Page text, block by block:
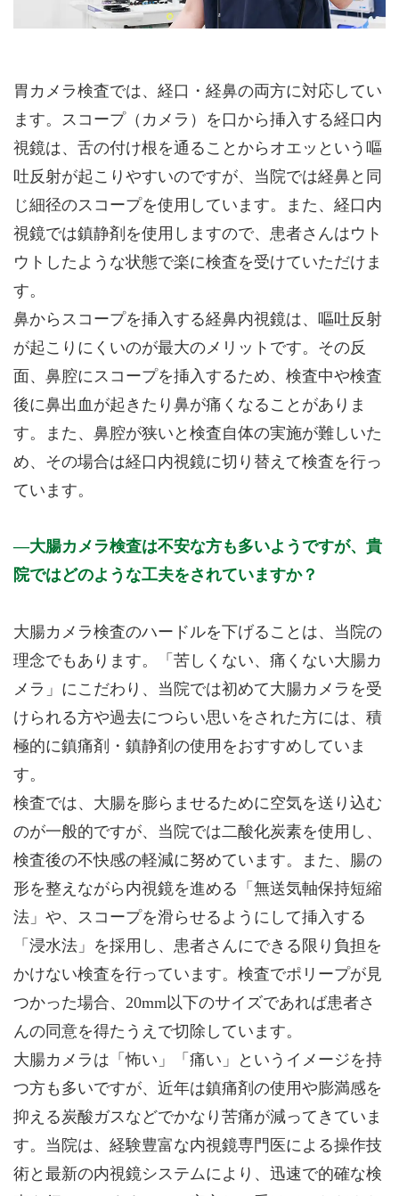
胃カメラ検査では、経口・経鼻の両方に対応してい
ます。スコープ（カメラ）を口から挿入する経口内
視鏡は、舌の付け根を通ることからオエッという嘔
吐反射が起こりやすいのですが、当院では経鼻と同
じ細径のスコープを使用しています。また、経口内
視鏡では鎮静剤を使用しますので、患者さんはウト
ウトしたような状態で楽に検査を受けていただけま
す。
鼻からスコープを挿入する経鼻内視鏡は、嘔吐反射
が起こりにくいのが最大のメリットです。その反
面、鼻腔にスコープを挿入するため、検査中や検査
後に鼻出血が起きたり鼻が痛くなることがありま
す。また、鼻腔が狭いと検査自体の実施が難しいた
め、その場合は経口内視鏡に切り替えて検査を行っ
ています。
大腸カメラ検査は不安な方も多いようですが、貴
院ではどのような工夫をされていますか？
大腸カメラ検査のハードルを下げることは、当院の
理念でもあります。「苦しくない、痛くない大腸カ
メラ」にこだわり、当院では初めて大腸カメラを受
けられる方や過去につらい思いをされた方には、積
極的に鎮痛剤・鎮静剤の使用をおすすめしていま
す。
検査では、大腸を膨らませるために空気を送り込む
のが一般的ですが、当院では二酸化炭素を使用し、
検査後の不快感の軽減に努めています。また、腸の
形を整えながら内視鏡を進める「無送気軸保持短縮
法」や、スコープを滑らせるようにして挿入する
「浸水法」を採用し、患者さんにできる限り負担を
かけない検査を行っています。検査でポリープが見
つかった場合、20mm以下のサイズであれば患者さ
んの同意を得たうえで切除しています。
大腸カメラは「怖い」「痛い」というイメージを持
つ方も多いですが、近年は鎮痛剤の使用や膨満感を
抑える炭酸ガスなどでかなり苦痛が減ってきていま
す。当院は、経験豊富な内視鏡専門医による操作技
術と最新の内視鏡システムにより、迅速で的確な検